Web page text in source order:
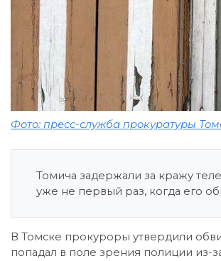
Фото: пресс-служба прокуратуры
Томича задержали за кражу
уже не первый раз, когда его
В Томске прокуроры утвердили
попадал в поле зрения полиции из-